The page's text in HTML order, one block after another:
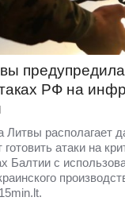
РФ на
Литвы располагает
атаки на
Балтии с